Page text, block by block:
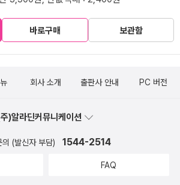
바로구매 보관함
회사 소개 출판사 안내 PC 버전
)알라딘커뮤니케이션
의 (발신자 부담) 1544-2514
FAQ